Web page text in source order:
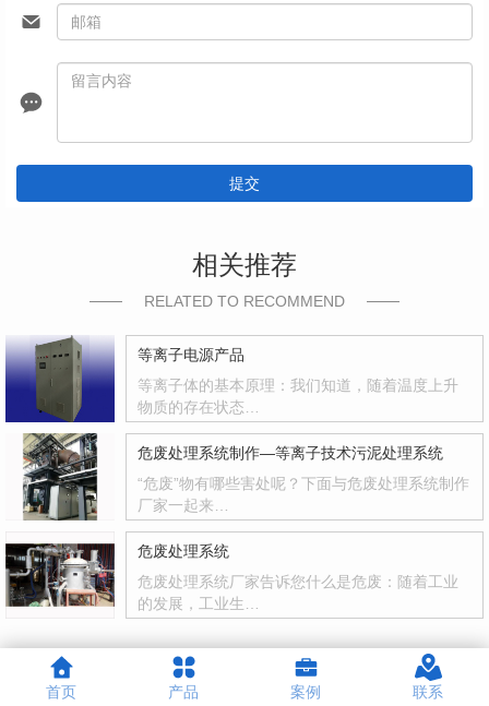
提交
相关推荐
RELATED TO RECOMMEND
等离子电源产品
等离子体的基本原理：我们知道，随着温度上升
物质的存在状态…
危废处理系统制作—等离子技术污泥处理系统
“危废”物有哪些害处呢？下面与危废处理系统制作
厂家一起来…
危废处理系统
危废处理系统厂家告诉您什么是危废：随着工业
的发展，工业生…
首页 产品 案例 联系